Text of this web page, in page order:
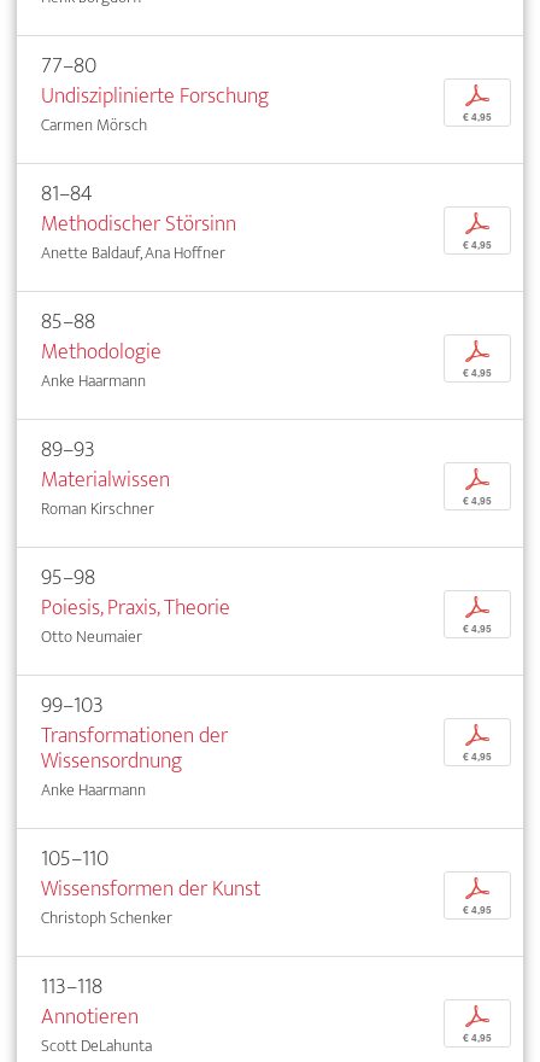
77–80
Undisziplinierte Forschung
Carmen Mörsch
p
€ 4,95
81–84
Methodischer Störsinn
Anette Baldauf, Ana Hoffner
p
€ 4,95
85–88
Methodologie
Anke Haarmann
p
€ 4,95
89–93
Materialwissen
Roman Kirschner
p
€ 4,95
95–98
Poiesis, Praxis, Theorie
Otto Neumaier
p
€ 4,95
99–103
Transformationen der
Wissensordnung
Anke Haarmann
p
€ 4,95
105–110
Wissensformen der Kunst
Christoph Schenker
p
€ 4,95
113–118
Annotieren
Scott DeLahunta
p
€ 4,95